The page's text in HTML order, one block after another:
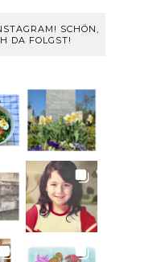
SCHÖN,
DA FOLGST!